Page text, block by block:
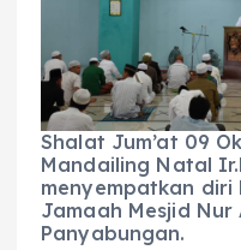
o
o
k
p
p
a
m
Shalat Jum’at 09
Mandailing Natal
menyempatkan
Jamaah Mesjid
Panyabungan.